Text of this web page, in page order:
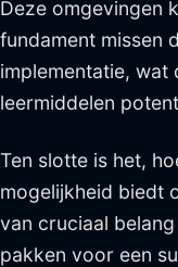
Deze omgevingen
fundament missen
implementatie,
leermiddelen
Ten slotte is het,
mogelijkheid biedt
van cruciaal
pakken voor een